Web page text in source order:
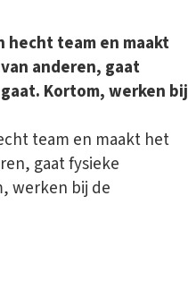
hecht team en maakt
anderen, gaat
Kortom, werken bij
team en maakt het
gaat fysieke
werken bij de